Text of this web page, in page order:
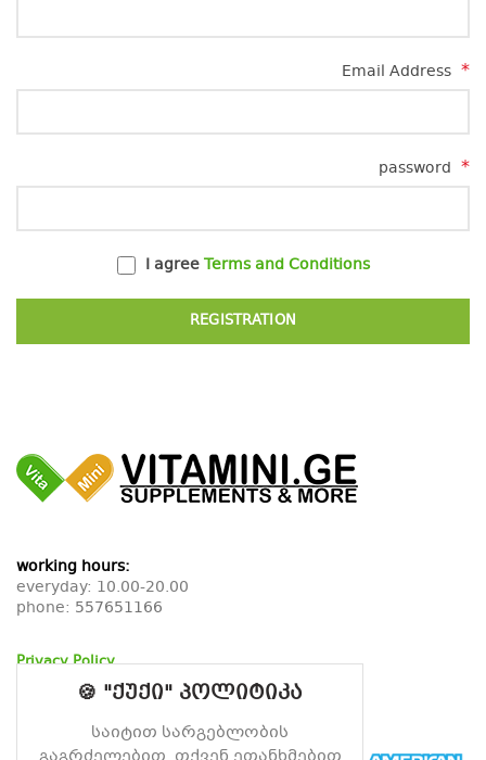
Email Address *
password *
I agreeTerms and Conditions
REGISTRATION
working hours:
everyday: 10.00-20.00
phone: 557651166
Privacy Policy
Return Policy
Delivery Policy🍪 "ქუქი" პოლიტიკა
საიტით სარგებლობის